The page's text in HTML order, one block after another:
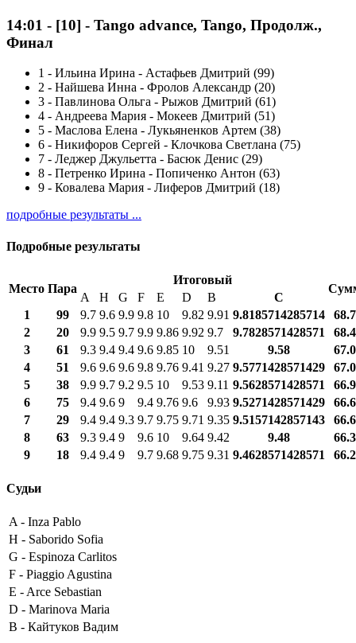
14:01 - [10] - Tango advance, Tango, Продолж.,
Финал
1 - Ильина Ирина - Астафьев Дмитрий (99)
2 - Найшева Инна - Фролов Александр (20)
3 - Павлинова Ольга - Рыжов Дмитрий (61)
4 - Андреева Мария - Мокеев Дмитрий (51)
5 - Маслова Елена - Лукьяненков Артем (38)
6 - Никифоров Сергей - Клочкова Светлана (75)
7 - Леджер Джульетта - Басюк Денис (29)
8 - Петренко Ирина - Попиченко Антон (63)
9 - Ковалева Мария - Лиферов Дмитрий (18)
подробные результаты ...
Подробные результаты
Место Пара
Итоговый
A H G F E D B
С
1
99 9.7 9.6 9.9 9.8 10 9.82 9.91 9.8185714285714
2
20 9.9 9.5 9.7 9.9 9.86 9.92 9.7 9.7828571428571
3
61 9.3 9.4 9.4 9.6 9.85 10 9.51 9.58
4
51 9.6 9.6 9.6 9.8 9.76 9.41 9.27 9.5771428571429
5
38 9.9 9.7 9.2 9.5 10 9.53 9.11 9.5628571428571
6
75 9.4 9.6 9 9.4 9.76 9.6 9.93 9.5271428571429
7
29 9.4 9.4 9.3 9.7 9.75 9.71 9.35 9.5157142857143
8
63 9.3 9.4 9 9.6 10 9.64 9.42 9.48
9
18 9.4 9.4 9 9.7 9.68 9.75 9.31 9.4628571428571
Судьи
A - Inza Pablo
H - Saborido Sofia
G - Espinoza Carlitos
F - Piaggio Agustina
E - Arce Sebastian
D - Marinova Maria
B - Кайтуков Вадим